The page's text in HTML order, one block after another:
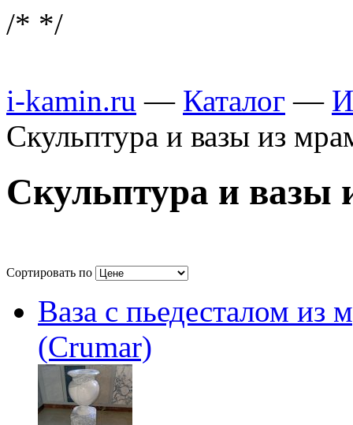
/* */
i-kamin.ru — Каталог —
Скульптура и вазы из
Скульптура и вазы
Сортировать по
Ваза с пьедесталом
(Crumar)